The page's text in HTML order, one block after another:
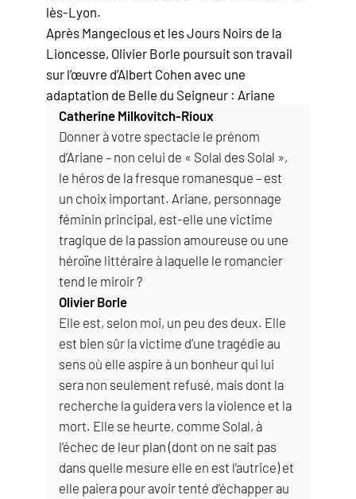
lès-Lyon.
Après Mangeclous et les Jours Noirs de la
Lioncesse, Olivier Borle poursuit son travail
sur l’œuvre d’Albert Cohen avec une
adaptation de Belle du Seigneur : Ariane
Catherine Milkovitch-Rioux
Donner à votre spectacle le prénom
d’Ariane – non celui de « Solal des Solal »,
le héros de la fresque romanesque – est
un choix important. Ariane, personnage
féminin principal, est-elle une victime
tragique de la passion amoureuse ou une
héroïne littéraire à laquelle le romancier
tend le miroir ?
Olivier Borle
Elle est, selon moi, un peu des deux. Elle
est bien sûr la victime d’une tragédie au
sens où elle aspire à un bonheur qui lui
sera non seulement refusé, mais dont la
recherche la guidera vers la violence et la
mort. Elle se heurte, comme Solal, à
l’échec de leur plan (dont on ne sait pas
dans quelle mesure elle en est l’autrice) et
elle paiera pour avoir tenté d’échapper au